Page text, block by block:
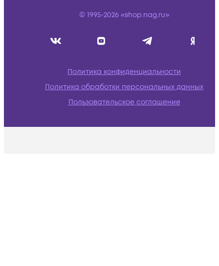
© 1995-2026 «shop.nag.ru»
Политика конфиденциальности
Политика обработки персональных данных
Пользовательское соглашение